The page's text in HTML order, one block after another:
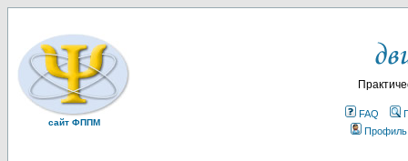
сайт ФППМ
FAQ
Профиль